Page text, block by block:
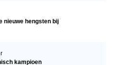
nieuwe hengsten bij
kampioen